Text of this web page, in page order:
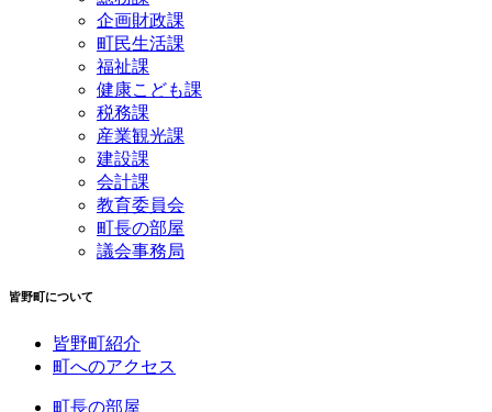
企画財政課
町民生活課
福祉課
健康こども課
税務課
産業観光課
建設課
会計課
教育委員会
町長の部屋
議会事務局
皆野町について
皆野町紹介
町へのアクセス
町長の部屋